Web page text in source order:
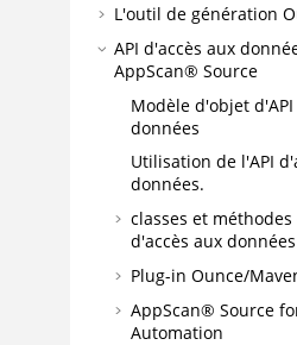
L'outil de génération
API d'accès aux
AppScan® Source
Modèle d'objet
données
Utilisation de l'API
données.
classes et méthodes
d'accès aux données
Plug-in Ounce/
AppScan® Source
Automation